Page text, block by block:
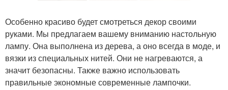
Особенно красиво будет смотреться декор своими
руками. Мы предлагаем вашему вниманию настольную
лампу. Она выполнена из дерева, а оно всегда в моде, и
вязки из специальных нитей. Они не нагреваются, а
значит безопасны. Также важно использовать
правильные экономные современные лампочки.